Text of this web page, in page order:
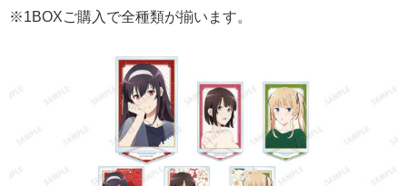
※1BOXご購入で全種類が揃います。